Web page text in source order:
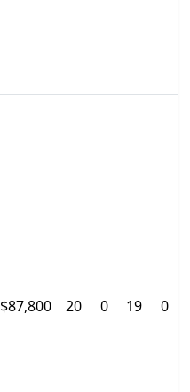
$87,800 20 0 19 0